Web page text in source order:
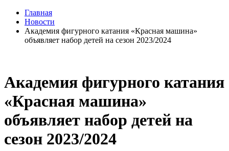
Главная
Новости
Академия фигурного катания «Красная машина»
объявляет набор детей на сезон 2023/2024
Академия фигурного катания
«Красная машина»
объявляет набор детей на
сезон 2023/2024